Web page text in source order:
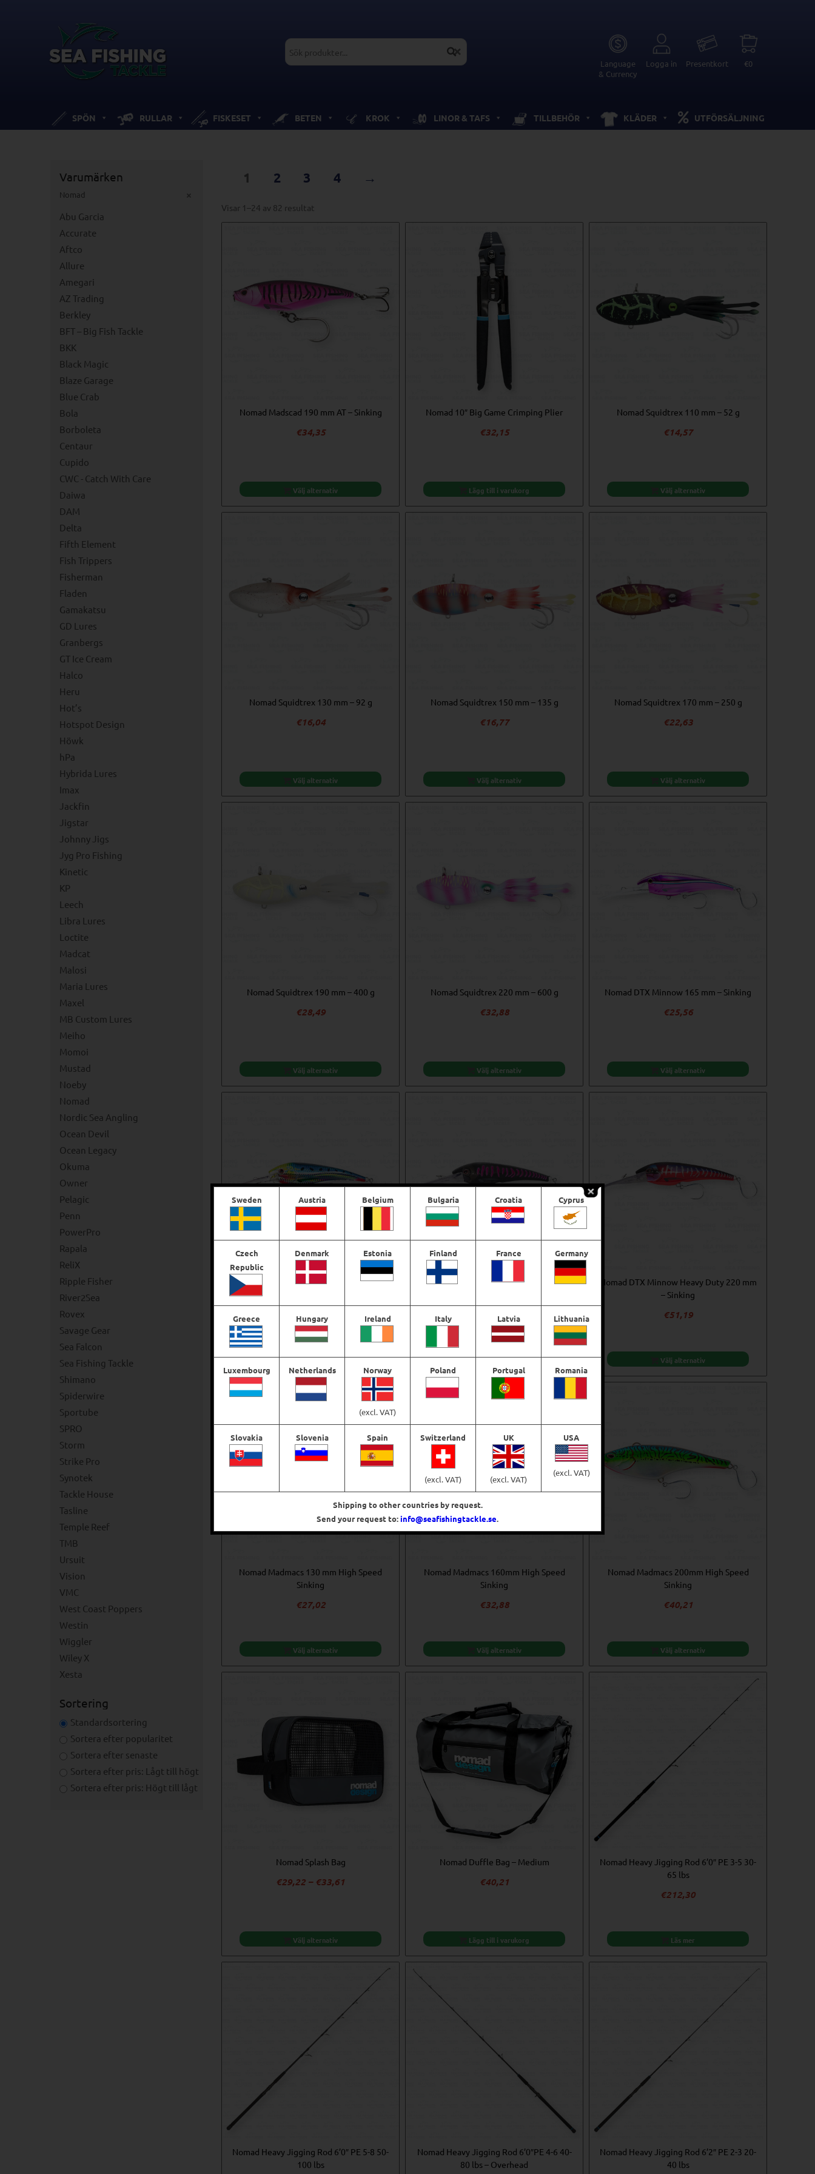
Language
& Currency
Logga in Presentkort €0
SPÖN RULLAR FISKESET BETEN KROK LINOR & TAFS TILLBEHÖR KLÄDER UTFÖRSÄLJNING
1 2 3 4 →
Visar 1–24 av 82 resultat
Nomad Madscad 190 mm AT – Sinking
€34,35
Välj alternativ
Nomad 10″ Big Game Crimping Plier
€32,15
Lägg till i varukorg
Nomad Squidtrex 110 mm – 52 g
€14,57
Välj alternativ
Nomad Squidtrex 130 mm – 92 g
€16,04
Välj alternativ
Nomad Squidtrex 150 mm – 135 g
€16,77
Välj alternativ
Nomad Squidtrex 170 mm – 250 g
€22,63
Välj alternativ
Nomad Squidtrex 190 mm – 400 g
€28,49
Välj alternativ
Nomad Squidtrex 220 mm – 600 g
€32,88
Välj alternativ
Nomad DTX Minnow 165 mm – Sinking
€25,56
Välj alternativ
Nomad DTX Minnow 200 mm – Sinking
Välj alternativ
Nomad DTX Minnow Heavy Duty 200 mm
40,94
Välj alternativ
Nomad DTX Minnow Heavy Duty 220 mm
– Sinking
€51,19
Välj alternativ
Nomad Madmacs 130 mm High Speed
Sinking
€27,02
Välj alternativ
Nomad Madmacs 160mm High Speed
Sinking
€32,88
Välj alternativ
Nomad Madmacs 200mm High Speed
Sinking
€40,21
Välj alternativ
Nomad Splash Bag
€29,22 – €33,61
Välj alternativ
Nomad Duffle Bag – Medium
€40,21
Lägg till i varukorg
Nomad Heavy Jigging Rod 6’0″ PE 3-5 30-
65 lbs
€212,30
Läs mer
Nomad Heavy Jigging Rod 6’0″ PE 5-8 50-
100 lbs
Nomad Heavy Jigging Rod 6’0″PE 4-6 40-
80 lbs – Overhead
Nomad Heavy Jigging Rod 6’2″ PE 2-3 20-
40 lbs
Varumärken
Nomad
Abu Garcia
Accurate
Aftco
Allure
Amegari
AZ Trading
Berkley
BFT – Big Fish Tackle
BKK
Black Magic
Blaze Garage
Blue Crab
Bola
Borboleta
Centaur
Cupido
CWC - Catch With Care
Daiwa
DAM
Delta
Fifth Element
Fish Trippers
Fisherman
Fladen
Gamakatsu
GD Lures
Granbergs
GT Ice Cream
Halco
Heru
Hot’s
Hotspot Design
Höwk
hPa
Hybrida Lures
Imax
Jackfin
Jigstar
Johnny Jigs
Jyg Pro Fishing
Kinetic
KP
Leech
Libra Lures
Loctite
Madcat
Malosi
Maria Lures
Maxel
MB Custom Lures
Meiho
Momoi
Mustad
Noeby
Nomad
Nordic Sea Angling
Ocean Devil
Ocean Legacy
Okuma
Owner
Pelagic
Penn
PowerPro
Rapala
ReliX
Ripple Fisher
River2Sea
Rovex
Savage Gear
Sea Falcon
Sea Fishing Tackle
Shimano
Spiderwire
Sportube
SPRO
Storm
Strike Pro
Synotek
Tackle House
Tasline
Temple Reef
TMB
Ursuit
Vision
VMC
West Coast Poppers
Westin
Wiggler
Wiley X
Xesta
Sortering
Standardsortering
Sortera efter popularitet
Sortera efter senaste
Sortera efter pris: Lågt till högt
Sortera efter pris: Högt till lågt
Sweden Austria Belgium Bulgaria Croatia Cyprus
Czech
Republic
Denmark Estonia Finland France Germany
Greece Hungary Ireland Italy Latvia Lithuania
Luxembourg Netherlands Norway
(excl. VAT)
Poland Portugal Romania
Slovakia Slovenia Spain Switzerland
(excl. VAT)
UK
(excl. VAT)
USA
(excl. VAT)
Shipping to other countries by request.
Send your request to:info@seafishingtackle.se.